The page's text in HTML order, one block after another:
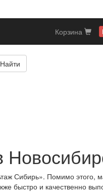
Корзина
Найти
Сибирь». Помимо этого,
быстро и качественно